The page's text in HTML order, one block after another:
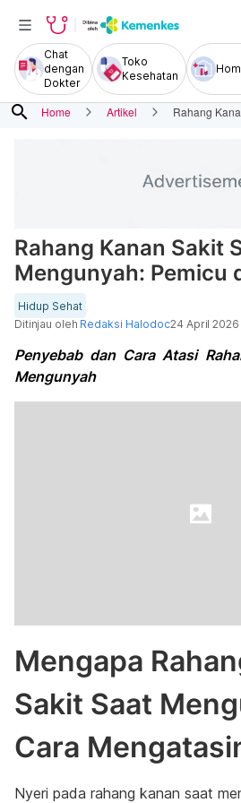
Chat
dengan
Dokter
Toko
Kesehatan
search Home Artikel Rahang
Rahang Kanan Sakit
Mengunyah: Pemicu
Hidup Sehat
Ditinjau oleh Redaksi Halodoc24 April 2026
Penyebab dan Cara Atasi
Mengunyah
Mengapa
Sakit Saat
Cara
Nyeri pada rahang kanan saat